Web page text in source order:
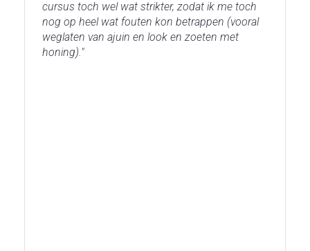
cursus toch wel wat strikter, zodat ik me toch
nog op heel wat fouten kon betrappen (vooral
weglaten van ajuin en look en zoeten met
honing)."